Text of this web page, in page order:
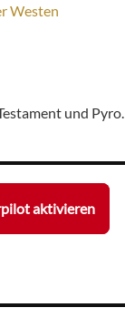
Westen
und Pyro…
aktivieren